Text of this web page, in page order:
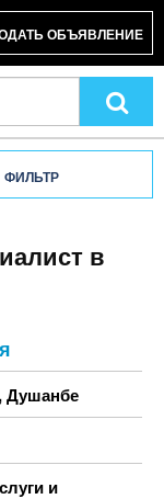
ОБЪЯВЛЕНИЕ
ФИЛЬТР
в
,Душанбе
и